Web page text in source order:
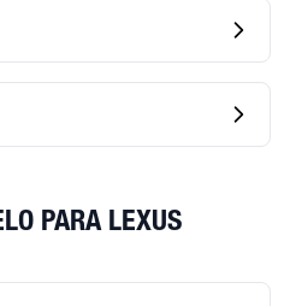
PARA LEXUS